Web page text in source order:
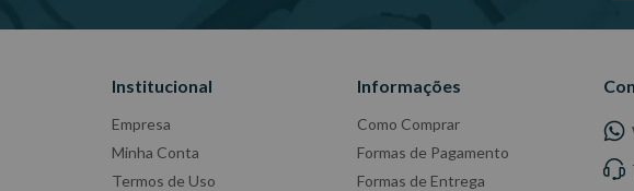
Institucional
Empresa
Minha Conta
Termos de Uso
Informações
Como Comprar
Formas de Pagamento
Formas de Entrega